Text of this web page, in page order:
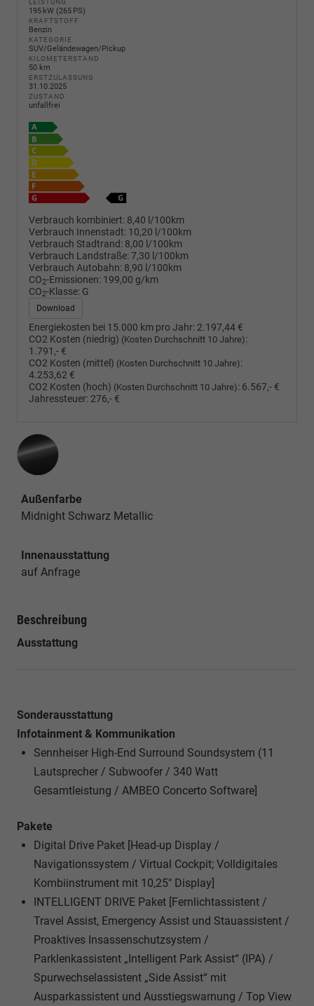
LEISTUNG
195 kW (265 PS)
KRAFTSTOFF
Benzin
KATEGORIE
SUV/Geländewagen/Pickup
KILOMETERSTAND
50 km
ERSTZULASSUNG
31.10.2025
ZUSTAND
unfallfrei
Verbrauch kombiniert: 8,40 l/100km
Verbrauch Innenstadt: 10,20 l/100km
Verbrauch Stadtrand: 8,00 l/100km
Verbrauch Landstraße:7,30 l/100km
Verbrauch Autobahn: 8,90 l/100km
CO2-Emissionen: 199,00 g/km
CO2-Klasse: G
Download
Energiekosten bei 15.000 km pro Jahr: 2.197,44 €
CO2 Kosten (niedrig) (Kosten Durchschnitt 10 Jahre):
1.791,- €
CO2 Kosten (mittel) (Kosten Durchschnitt 10 Jahre):
4.253,62 €
CO2 Kosten (hoch) (Kosten Durchschnitt 10 Jahre): 6.567,- €
Jahressteuer: 276,- €
Außenfarbe
Midnight Schwarz Metallic
Innenausstattung
auf Anfrage
Beschreibung
Ausstattung
Sonderausstattung
Infotainment & Kommunikation
Sennheiser High-End Surround Soundsystem (11
Lautsprecher / Subwoofer / 340 Watt
Gesamtleistung / AMBEO Concerto Software]
Pakete
Digital Drive Paket [Head-up Display /
Navigationssystem / Virtual Cockpit; Volldigitales
Kombiinstrument mit 10,25" Display]
INTELLIGENT DRIVE Paket [Fernlichtassistent /
Travel Assist, Emergency Assist und Stauassistent /
Proaktives Insassenschutzsystem /
Parklenkassistent „Intelligent Park Assist“ (IPA) /
Spurwechselassistent „Side Assist“ mit
Ausparkassistent und Ausstiegswarnung / Top View